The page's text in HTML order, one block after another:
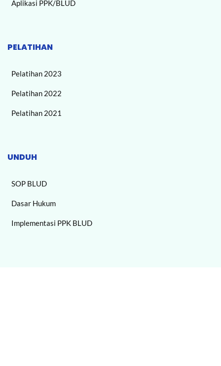
Aplikasi PPK/BLUD
PELATIHAN
Pelatihan 2023
Pelatihan 2022
Pelatihan 2021
UNDUH
SOP BLUD
Dasar Hukum
Implementasi PPK BLUD